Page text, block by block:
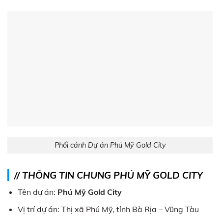
Phối cảnh Dự án Phú Mỹ Gold City
// THÔNG TIN CHUNG PHÚ MỸ GOLD CITY
Tên dự án: Phú Mỹ Gold City
Vị trí dự án: Thị xã Phú Mỹ, tỉnh Bà Rịa – Vũng Tàu